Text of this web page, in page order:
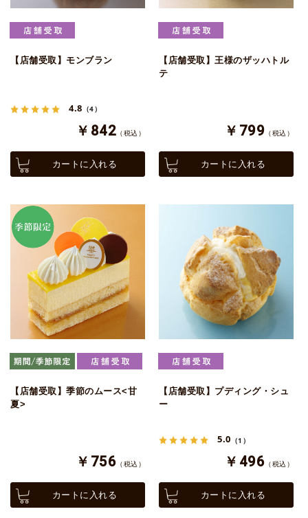
【店舗受取】モンブラン
4.8 （4）
￥842 （税込）
カートに入れる
【店舗受取】王様のザッハトル
テ
￥799 （税込）
カートに入れる
【店舗受取】季節のムース<甘
夏>
￥756 （税込）
カートに入れる
【店舗受取】プディング・シュ
ー
5.0 （1）
￥496 （税込）
カートに入れる